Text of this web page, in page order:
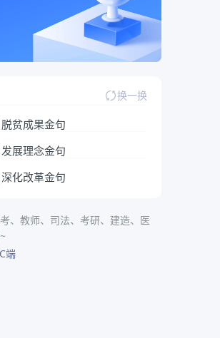
换一换
贫成果金句
展理念金句
化改革金句
、教师、司法、考研、建造、医
端